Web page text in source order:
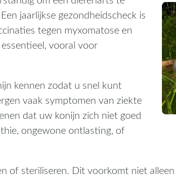
jaarlijkse gezondheidscheck is
tegen myxomatose en
vooral voor
kennen zodat u snel kunt
vaak symptomen van ziekte
dat uw konijn zich niet goed
ongewone ontlasting, of
of steriliseren. Dit voorkomt niet